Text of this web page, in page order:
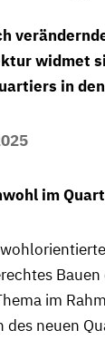
widmet
in
im
im
des neuen